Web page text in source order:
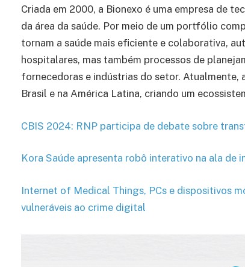
Criada em 2000, a Bionexo é uma empresa de
da área da saúde. Por meio de um portfólio
tornam a saúde mais eficiente e colaborativa,
hospitalares, mas também processos de
fornecedoras e indústrias do setor. Atualmente,
Brasil e na América Latina, criando um
CBIS 2024: RNP participa de debate sobre
Kora Saúde apresenta robô interativo na ala
Internet of Medical Things, PCs e dispositivos
vulneráveis ao crime digital